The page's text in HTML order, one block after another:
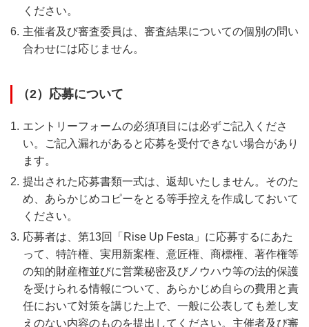
ください。
主催者及び審査委員は、審査結果についての個別の問い
合わせには応じません。
（2）応募について
エントリーフォームの必須項目には必ずご記入くださ
い。ご記入漏れがあると応募を受付できない場合があり
ます。
提出された応募書類一式は、返却いたしません。そのた
め、あらかじめコピーをとる等手控えを作成しておいて
ください。
応募者は、第13回「Rise Up Festa」に応募するにあた
って、特許権、実用新案権、意匠権、商標権、著作権等
の知的財産権並びに営業秘密及びノウハウ等の法的保護
を受けられる情報について、あらかじめ自らの費用と責
任において対策を講じた上で、一般に公表しても差し支
えのない内容のものを提出してください。主催者及び審